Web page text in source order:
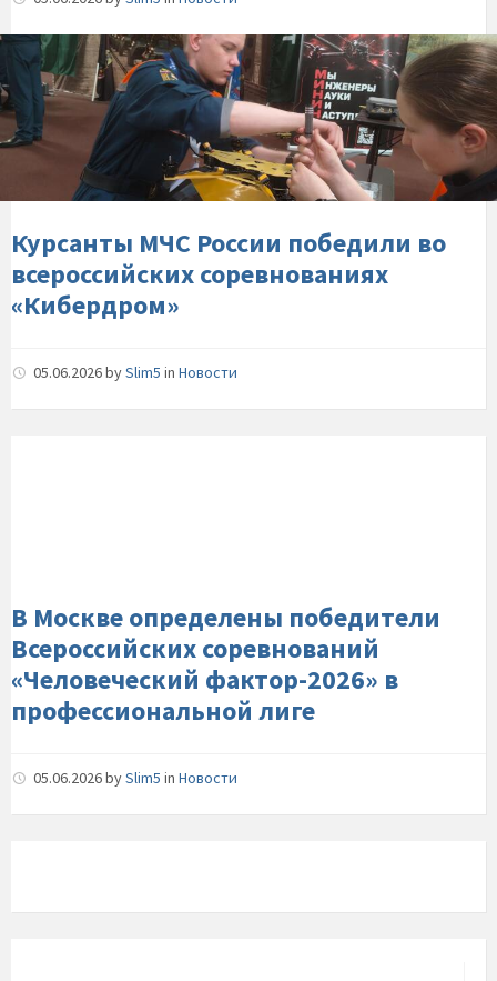
ведомства
Курсанты-
МЧС-
России-
победили-
во-
всероссийских-
соревнованиях-«Кибердром»
Курсанты МЧС России победили во
всероссийских соревнованиях
«Кибердром»
05.06.2026bySlim5 in Новости
в-
профессиональной-
лиге
В Москве определены победители
Всероссийских соревнований
«Человеческий фактор-2026» в
профессиональной лиге
05.06.2026bySlim5 in Новости